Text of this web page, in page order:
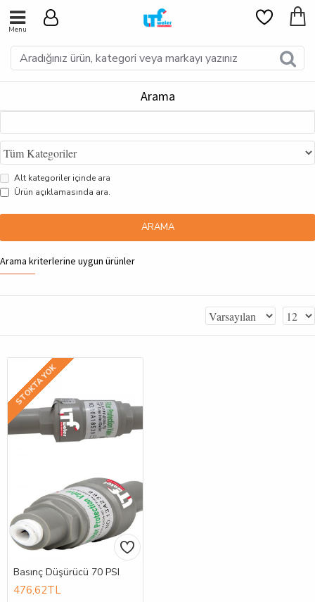
Arama
Alt kategoriler içinde ara
Ürün açıklamasında ara.
ARAMA
Arama kriterlerine uygun ürünler
STOKTA YOK
Basınç Düşürücü 70 PSI
476,62TL